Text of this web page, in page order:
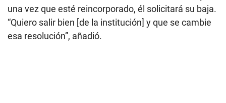
una vez que esté reincorporado, él solicitará su baja.
“Quiero salir bien [de la institución] y que se cambie
esa resolución”, añadió.